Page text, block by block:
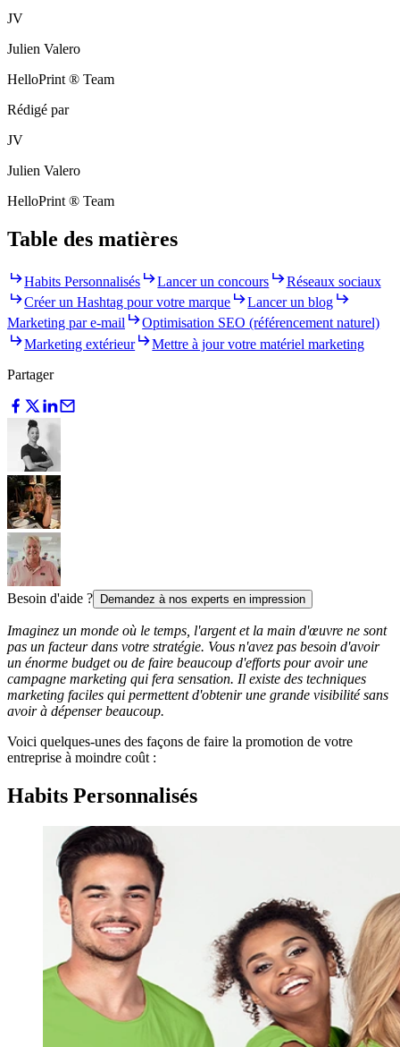
JV
Julien Valero
HelloPrint ® Team
Rédigé par
JV
Julien Valero
HelloPrint ® Team
Table des matières
Habits Personnalisés Lancer un concours
Réseaux sociaux
Créer un Hashtag pour votre marque
Lancer un blog
Marketing par e-mail
Optimisation SEO (référencement naturel)
Marketing extérieur
Mettre à jour votre matériel marketing
Partager
Besoin d'aide ? Demandez à nos experts en impression
Imaginez un monde où le temps, l'argent et la main d'œuvre ne sont
pas un facteur dans votre stratégie. Vous n'avez pas besoin d'avoir
un énorme budget ou de faire beaucoup d'efforts pour avoir une
campagne marketing qui fera sensation. Il existe des techniques
marketing faciles qui permettent d'obtenir une grande visibilité sans
avoir à dépenser beaucoup.
Voici quelques-unes des façons de faire la promotion de votre
entreprise à moindre coût :
Habits Personnalisés